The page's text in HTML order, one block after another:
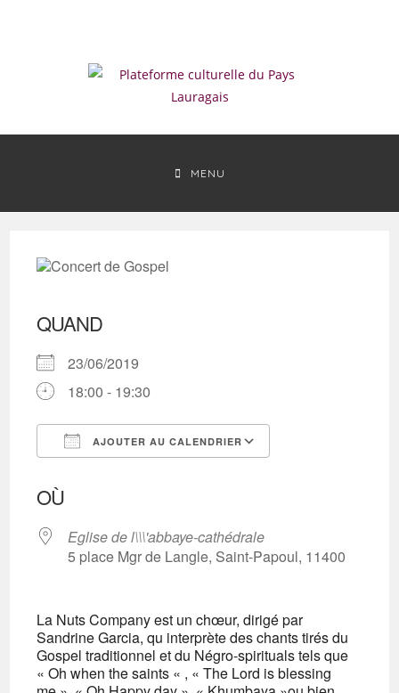
MENU
QUAND
23/06/2019
18:00 - 19:30
AJOUTER AU CALENDRIER
OÙ
Eglise de l\\\'abbaye-cathédrale
5 place Mgr de Langle, Saint-Papoul, 11400
La Nuts Company est un chœur, dirigé par
Sandrine Garcia, qu interprète des chants tirés du
Gospel traditionnel et du Négro-spirituals tels que
« Oh when the saints « , « The Lord is blessing